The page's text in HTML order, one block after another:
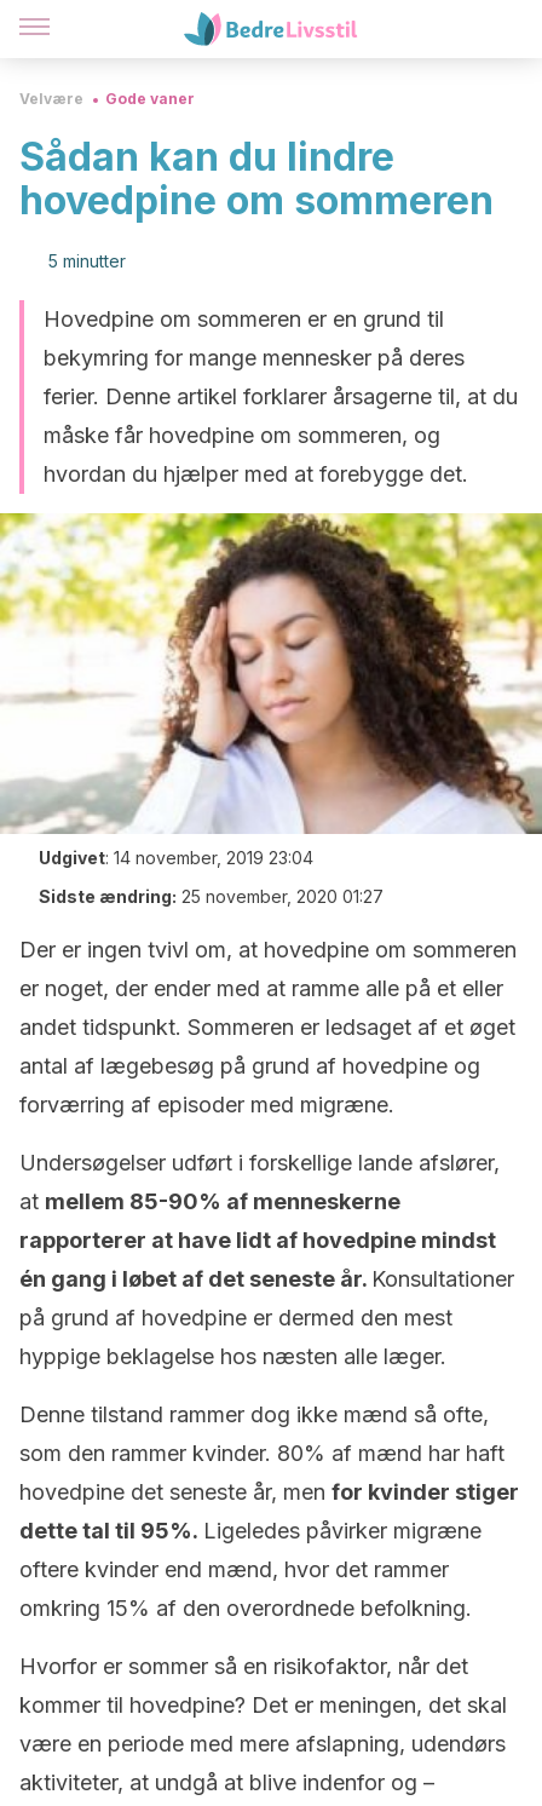
Velvære Gode vaner
Sådan kan du lindre
hovedpine om sommeren
5 minutter
Hovedpine om sommeren er en grund til
bekymring for mange mennesker på deres
ferier. Denne artikel forklarer årsagerne til, at du
måske får hovedpine om sommeren, og
hvordan du hjælper med at forebygge det.
Udgivet: 14 november, 2019 23:04
Sidste ændring: 25 november, 2020 01:27
Der er ingen tvivl om, at hovedpine om sommeren
er noget, der ender med at ramme alle på et eller
andet tidspunkt. Sommeren er ledsaget af et øget
antal af lægebesøg på grund af hovedpine og
forværring af episoder med migræne.
Undersøgelser udført i forskellige lande afslører,
at mellem 85-90% af menneskerne
rapporterer at have lidt af hovedpine mindst
én gang i løbet af det seneste år. Konsultationer
på grund af hovedpine er dermed den mest
hyppige beklagelse hos næsten alle læger.
Denne tilstand rammer dog ikke mænd så ofte,
som den rammer kvinder. 80% af mænd har haft
hovedpine det seneste år, men for kvinder stiger
dette tal til 95%. Ligeledes påvirker migræne
oftere kvinder end mænd, hvor det rammer
omkring 15% af den overordnede befolkning.
Hvorfor er sommer så en risikofaktor, når det
kommer til hovedpine? Det er meningen, det skal
være en periode med mere afslapning, udendørs
aktiviteter, at undgå at blive indenfor og –